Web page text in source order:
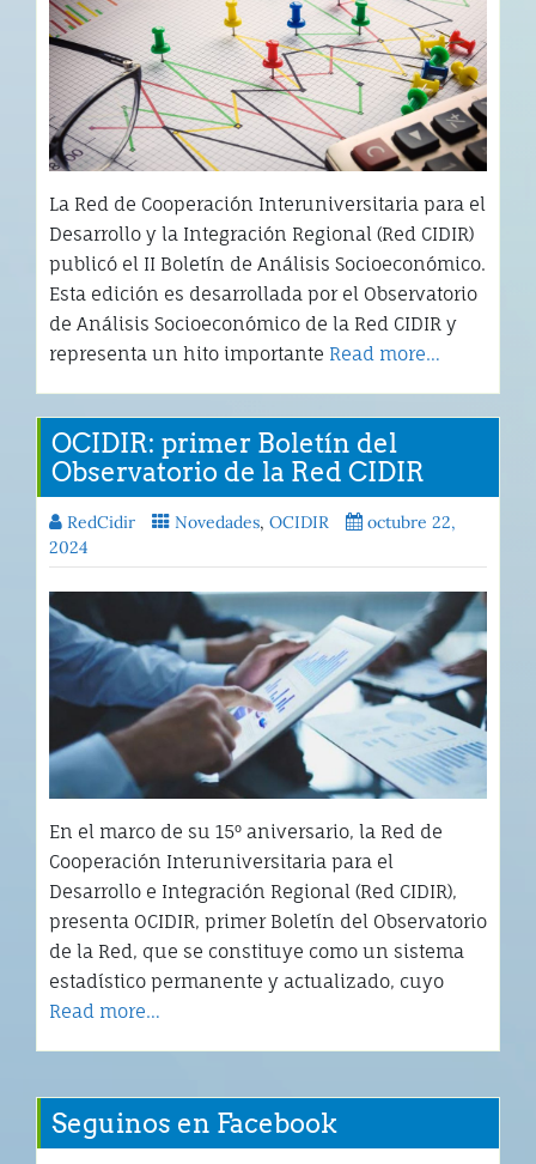
La Red de Cooperación Interuniversitaria para el
Desarrollo y la Integración Regional (Red CIDIR)
publicó el II Boletín de Análisis Socioeconómico.
Esta edición es desarrollada por el Observatorio
de Análisis Socioeconómico de la Red CIDIR y
representa un hito importante Read more…
OCIDIR: primer Boletín del
Observatorio de la Red CIDIR
RedCidir Novedades, OCIDIR
octubre 22,
2024
En el marco de su 15º aniversario, la Red de
Cooperación Interuniversitaria para el
Desarrollo e Integración Regional (Red CIDIR),
presenta OCIDIR, primer Boletín del Observatorio
de la Red, que se constituye como un sistema
estadístico permanente y actualizado, cuyo
Read more…
Seguinos en Facebook